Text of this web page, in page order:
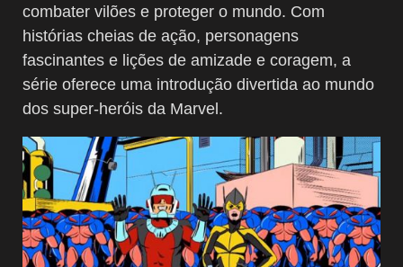
combater vilões e proteger o mundo. Com
histórias cheias de ação, personagens
fascinantes e lições de amizade e coragem, a
série oferece uma introdução divertida ao mundo
dos super-heróis da Marvel.